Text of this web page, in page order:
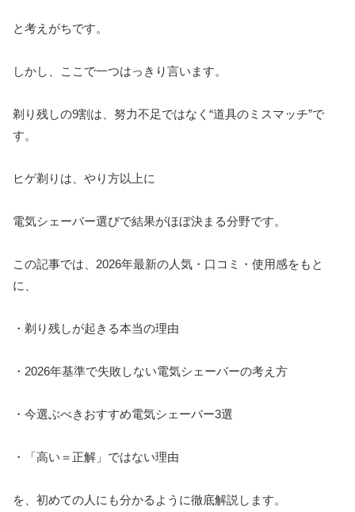
と考えがちです。
しかし、ここで一つはっきり言います。
剃り残しの9割は、努力不足ではなく“道具のミスマッチ”で
す。
ヒゲ剃りは、やり方以上に
電気シェーバー選びで結果がほぼ決まる分野です。
この記事では、2026年最新の人気・口コミ・使用感をもと
に、
・剃り残しが起きる本当の理由
・2026年基準で失敗しない電気シェーバーの考え方
・今選ぶべきおすすめ電気シェーバー3選
・「高い＝正解」ではない理由
を、初めての人にも分かるように徹底解説します。